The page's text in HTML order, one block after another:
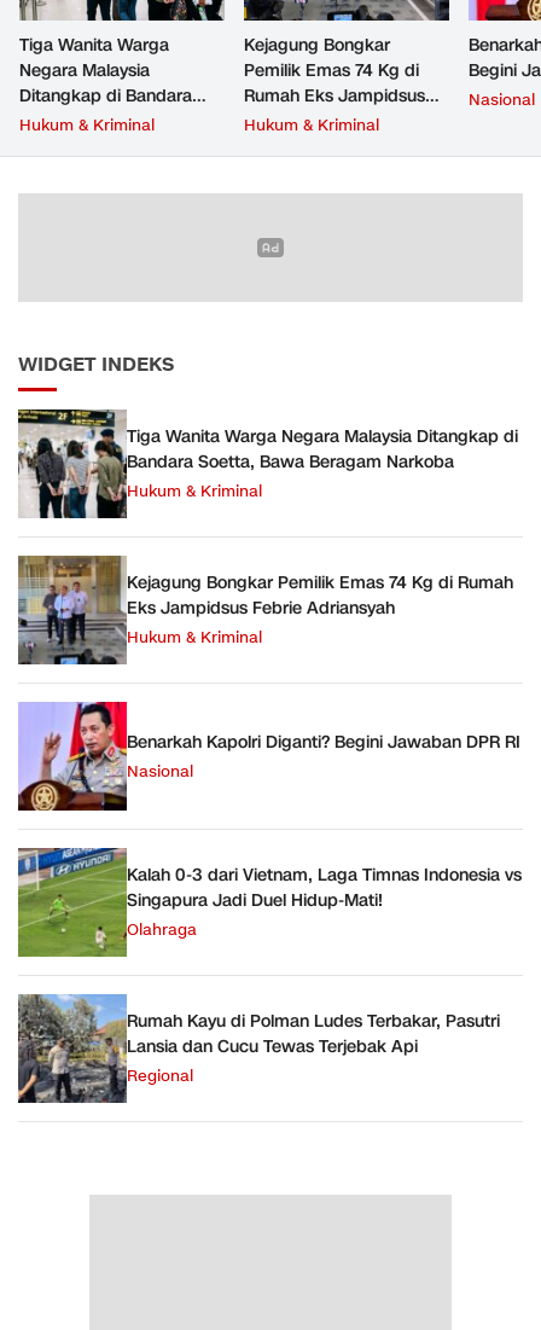
Tiga Wanita Warga
Negara Malaysia
Ditangkap di Bandara
Soetta, Bawa Beragam
Hukum & Kriminal
Kejagung Bongkar
Pemilik Emas 74 Kg di
Rumah Eks Jampidsus
Febrie Adriansyah
Hukum & Kriminal
Begini
Nasional
WIDGET INDEKS
Tiga Wanita Warga Negara Malaysia Ditangkap di
Bandara Soetta, Bawa Beragam Narkoba
Hukum & Kriminal
Kejagung Bongkar Pemilik Emas 74 Kg di Rumah
Eks Jampidsus Febrie Adriansyah
Hukum & Kriminal
Benarkah Kapolri Diganti? Begini Jawaban DPR RI
Nasional
Kalah 0-3 dari Vietnam, Laga Timnas Indonesia vs
Singapura Jadi Duel Hidup-Mati!
Olahraga
Rumah Kayu di Polman Ludes Terbakar, Pasutri
Lansia dan Cucu Tewas Terjebak Api
Regional